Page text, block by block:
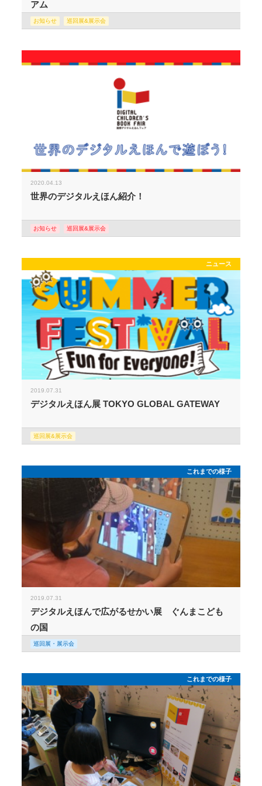
アム
お知らせ 巡回展&展示会
2020.04.13
世界のデジタルえほん紹介！
お知らせ 巡回展&展示会
ニュース
2019.07.31
デジタルえほん展 TOKYO GLOBAL GATEWAY
巡回展&展示会
これまでの様子
2019.07.31
デジタルえほんで広がるせかい展 ぐんまこども
の国
巡回展・展示会
これまでの様子